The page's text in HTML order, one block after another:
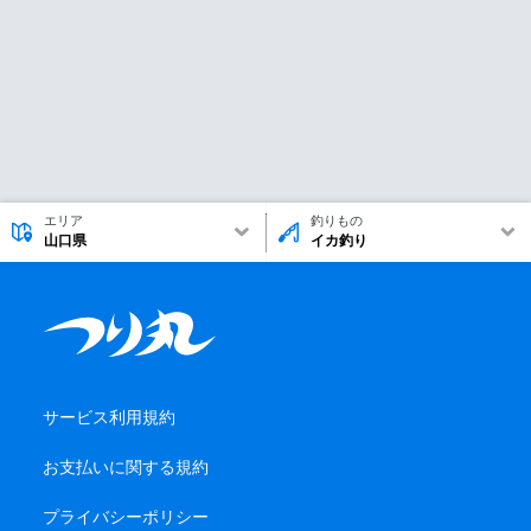
エリア
山口県
釣りもの
イカ釣り
サービス利用規約
お支払いに関する規約
プライバシーポリシー